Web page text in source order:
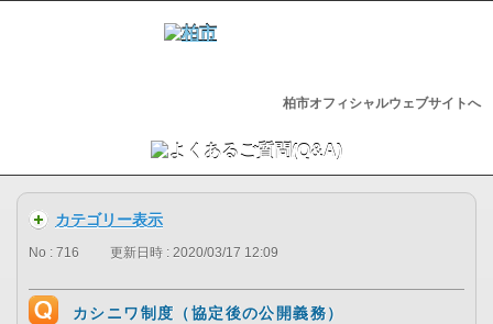
柏市オフィシャルウェブサイトへ
カテゴリー表示
No : 716 更新日時 : 2020/03/17 12:09
カシニワ制度（協定後の公開義務）